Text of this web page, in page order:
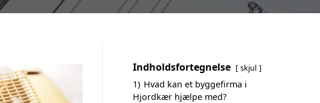
Indholdsfortegnelse skjul
1) Hvad kan et byggefirma i
Hjordkær hjælpe med?